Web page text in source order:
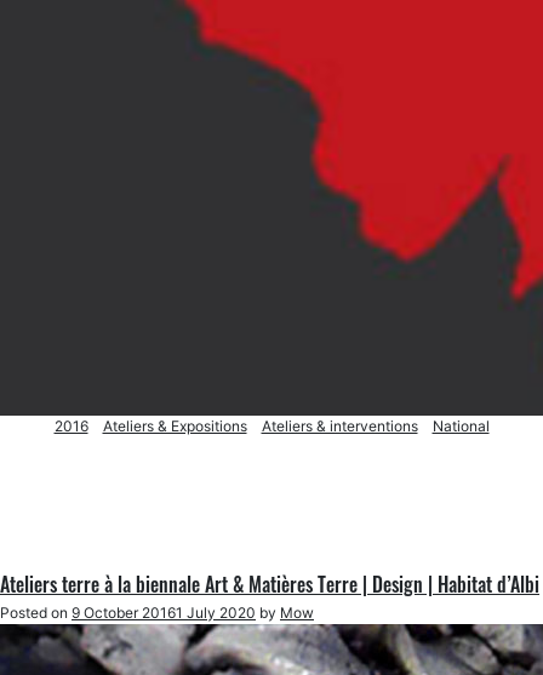
2016 Ateliers & Expositions Ateliers & interventions National
Ateliers terre à la biennale Art & Matières Terre | Design | Habitat d’Albi
Posted on 9 October 20161 July 2020 by Mow